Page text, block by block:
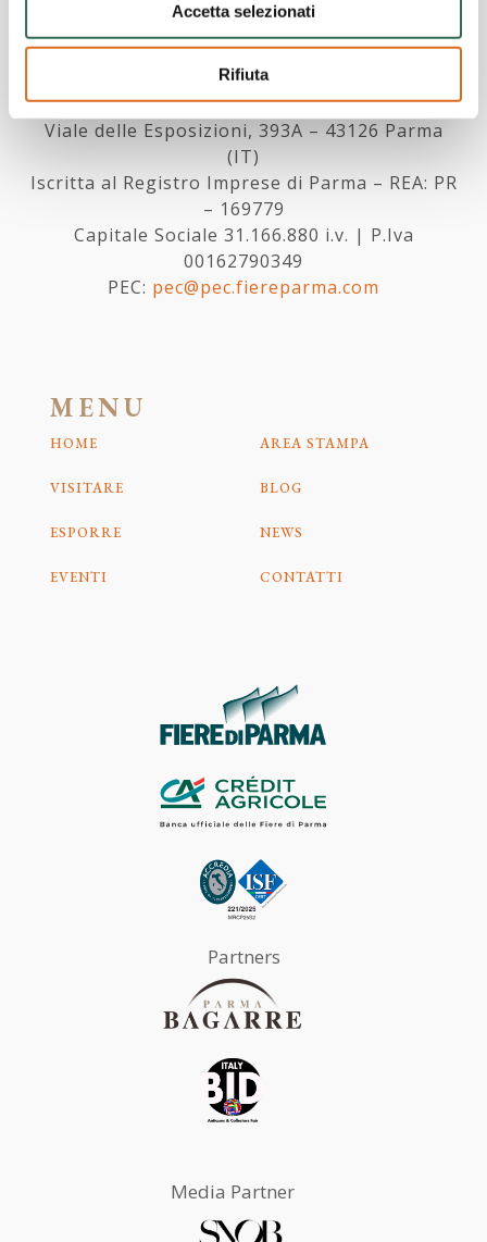
Accetta selezionati
Rifiuta
Mercanteinfiera
FIERE DI PARMA S.p.A.
Viale delle Esposizioni, 393A – 43126 Parma
(IT)
Iscritta al Registro Imprese di Parma – REA: PR
– 169779
Capitale Sociale 31.166.880 i.v. | P.Iva
00162790349
PEC: pec@pec.fiereparma.com
MENU
HOME
VISITARE
ESPORRE
EVENTI
AREA STAMPA
BLOG
NEWS
CONTATTI
Partners
Media Partner